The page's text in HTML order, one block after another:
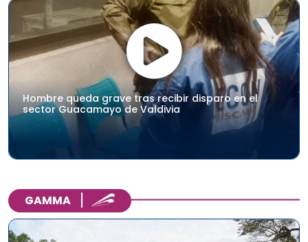
Hombre queda grave tras recibir disparo en el
sector Guacamayo de Valdivia
GAMMA